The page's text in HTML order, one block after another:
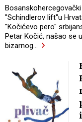
"Schindlerov lift"u
"Kočićevo pero"
Petar Kočić, našao se
bizarnog…